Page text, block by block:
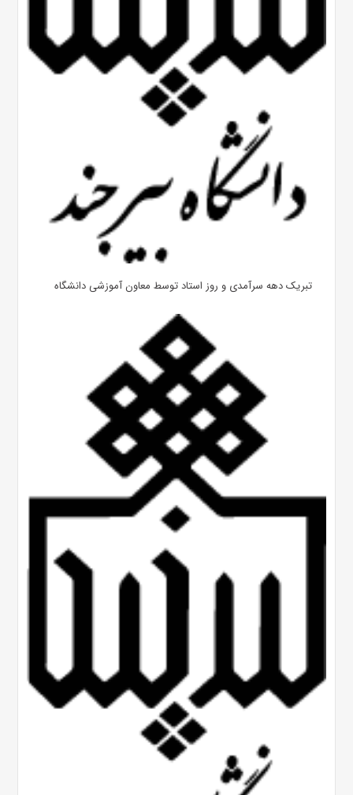
تبریک دهه سرآمدی و روز استاد توسط معاون آموزشی دانشگاه